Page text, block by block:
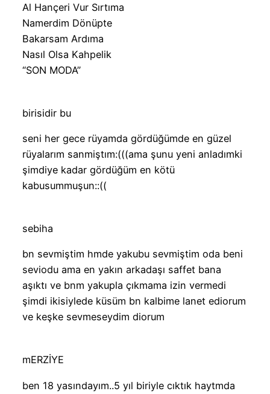
Al Hançeri Vur Sırtıma
Namerdim Dönüpte
Bakarsam Ardıma
Nasıl Olsa Kahpelik
“SON MODA”
birisidir bu
seni her gece rüyamda gördüğümde en güzel
rüyalarım sanmiştım:(((ama şunu yeni anladımki
şimdiye kadar gördüğüm en kötü
kabusummuşun::((
sebiha
bn sevmiştim hmde yakubu sevmiştim oda beni
seviodu ama en yakın arkadaşı saffet bana
aşıktı ve bnm yakupla çıkmama izin vermedi
şimdi ikisiylede küsüm bn kalbime lanet ediorum
ve keşke sevmeseydim diorum
mERZİYE
ben 18 yasındayım..5 yıl biriyle cıktık haytmda